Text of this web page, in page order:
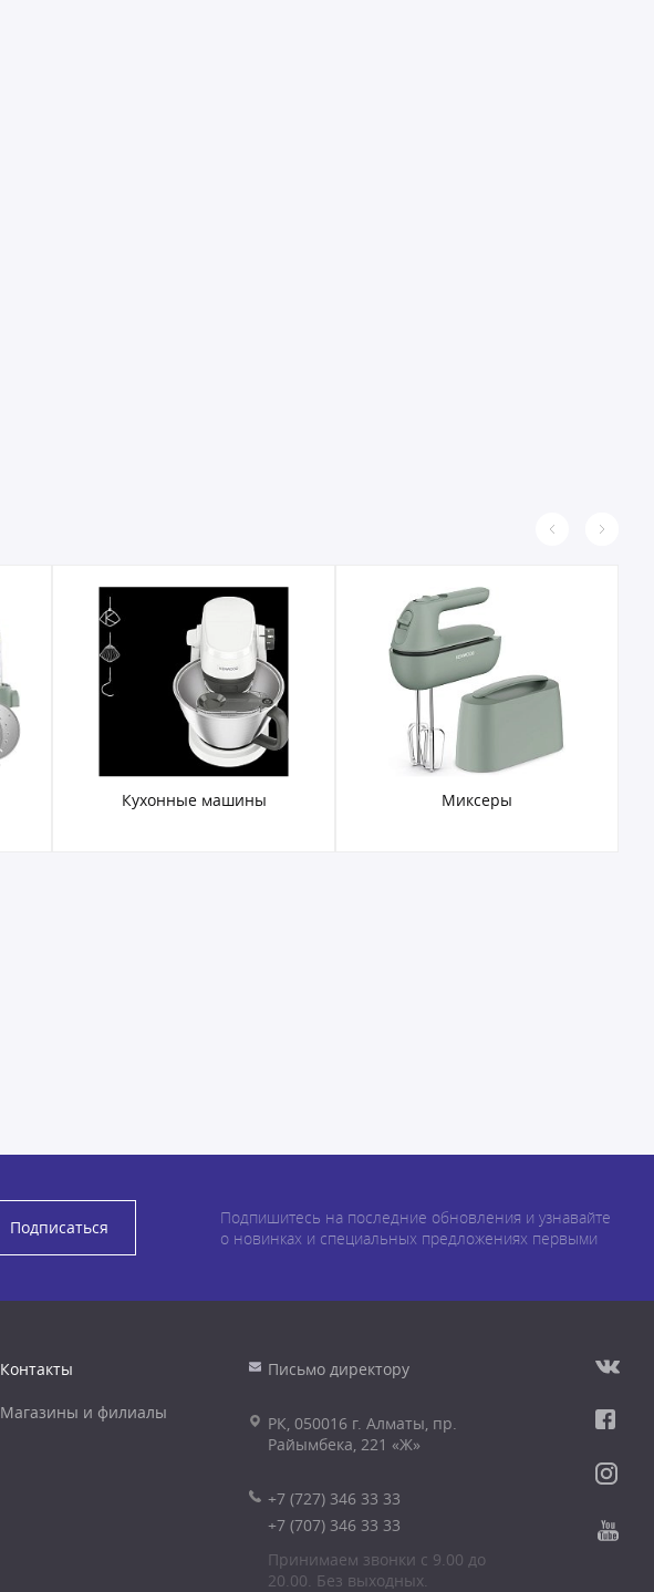
Кухонные машины Миксеры
Подписаться
Подпишитесь на последние обновления и узнавайте
о новинках и специальных предложениях первыми
Контакты
Магазины и филиалы
Письмо директору
РК, 050016 г. Алматы, пр.
Райымбека, 221 «Ж»
+7 (727) 346 33 33
+7 (707) 346 33 33
Принимаем звонки с 9.00 до
20.00. Без выходных.